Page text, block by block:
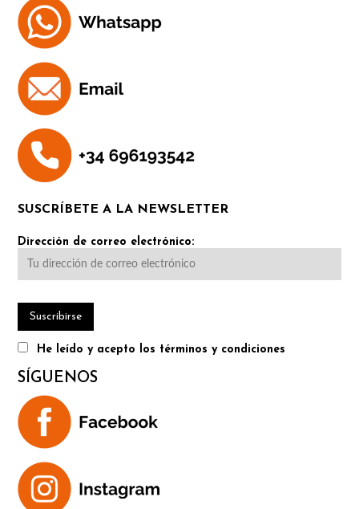
SUSCRÍBETE A LA NEWSLETTER
Dirección de correo electrónico:
He leído y acepto los términos y condiciones
SÍGUENOS